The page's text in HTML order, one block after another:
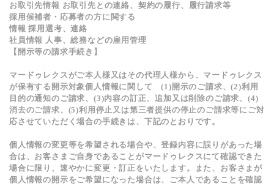
お取引先情報 お取引先との連絡、契約の履行、履行請求等
採用候補者・応募者の方に関する
情報 採用選考、連絡
社員情報 人事、総務などの雇用管理
【開示等の請求手続き】
マードゥレクスがご本人様又はその代理人様から、マードゥレクス
が保有する開示対象個人情報に関して (1)開示のご請求、(2)利用
目的の通知のご請求、(3)内容の訂正、追加又は削除のご請求、(4)
消去のご請求、(5)利用停止又は第三者提供の停止のご請求等にご対
応させていただく場合の手続きは、下記のとおりです。
個人情報の変更等を希望される場合や、登録内容に誤りがあった場
合は、お客さまご自身であることがマードゥレクスにて確認できた
場合に限り、速やかに変更・訂正をいたします。また、お客さまが
個人情報の開示をご希望になった場合は、ご本人であることを確認